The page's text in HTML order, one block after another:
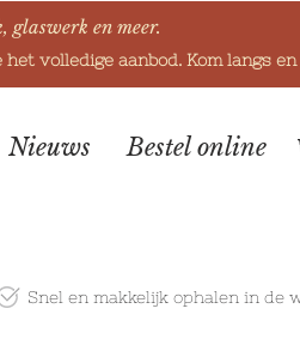
glaswerk en meer.
volledige aanbod. Kom langs
Nieuws Bestel online
Snel en makkelijk ophalen in de